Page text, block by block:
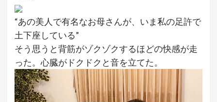
“あの美人で有名なお母さんが、いま私の足許で
土下座している”
そう思うと背筋がゾクゾクするほどの快感が走
った。心臓がドクドクと音を立てた。